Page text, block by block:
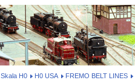
Skala H0 H0 USA FREMO BELT LINES